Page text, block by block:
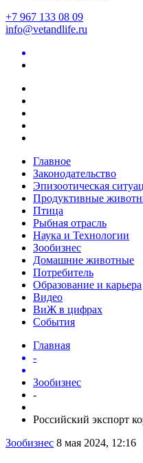
+7 967 133 08 09
info@vetandlife.ru
Главное
Законодательство
Эпизоотическая
Продуктивные
Птица
Рыбная отрасль
Наука и Технологии
Зообизнес
Домашние животные
Потребитель
Образование и карьера
Видео
ВиЖ в цифрах
События
Главная
-
Зообизнес
-
Российский экспорт
Зообизнес 8 мая 2024, 12:16